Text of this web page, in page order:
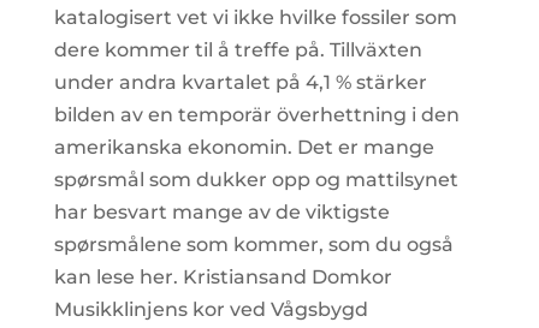
katalogisert vet vi ikke hvilke fossiler som
dere kommer til å treffe på. Tillväxten
under andra kvartalet på 4,1 % stärker
bilden av en temporär överhettning i den
amerikanska ekonomin. Det er mange
spørsmål som dukker opp og mattilsynet
har besvart mange av de viktigste
spørsmålene som kommer, som du også
kan lese her. Kristiansand Domkor
Musikklinjens kor ved Vågsbygd